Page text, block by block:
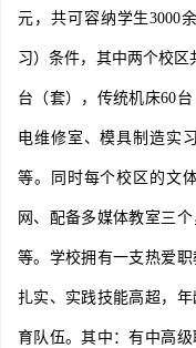
元，共可容纳学生3000
习）条件，其中两个校区
台（套），传统机床60
电维修室、模具制造实
等。同时每个校区的文
网、配备多媒体教室三
等。学校拥有一支热爱
扎实、实践技能高超，
育队伍。其中：有中高